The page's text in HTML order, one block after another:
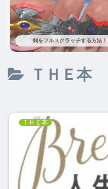
剣をフルスクラッチする方法！
ＴＨＥ本
ＴＨＥ本